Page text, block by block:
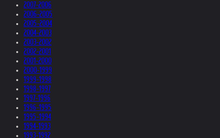
2007-2006
2006-2005
2005-2004
2004-2003
2003-2002
2002-2001
2001-2000
2000-1999
1999-1998
1998-1997
1997-1996
1996-1995
1995-1994
1994-1993
1993-1992